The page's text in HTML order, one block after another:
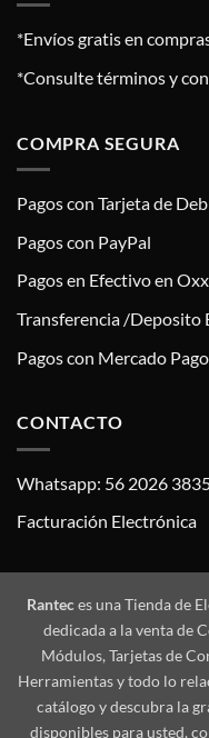
*Envíos gratis en
*Consulte términos y
COMPRA SEGURA
Pagos con Tarjeta de
Pagos con PayPal
Pagos en Efectivo en
Transferencia /Deposito
Pagos con Mercado Pago.
CONTACTO
Whatsapp: 56 2026
Facturación Electrónica
Ranteces una Tienda de
dedicada a la venta de
Módulos, Tarjetas de
Herramientas y todo lo
catálogo y descubra la
disponibles para usted,